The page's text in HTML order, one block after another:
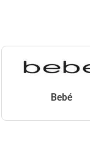
Bebé